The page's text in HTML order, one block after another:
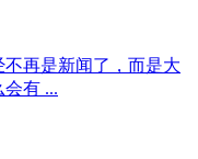
再是新闻了，而是大
有 ...